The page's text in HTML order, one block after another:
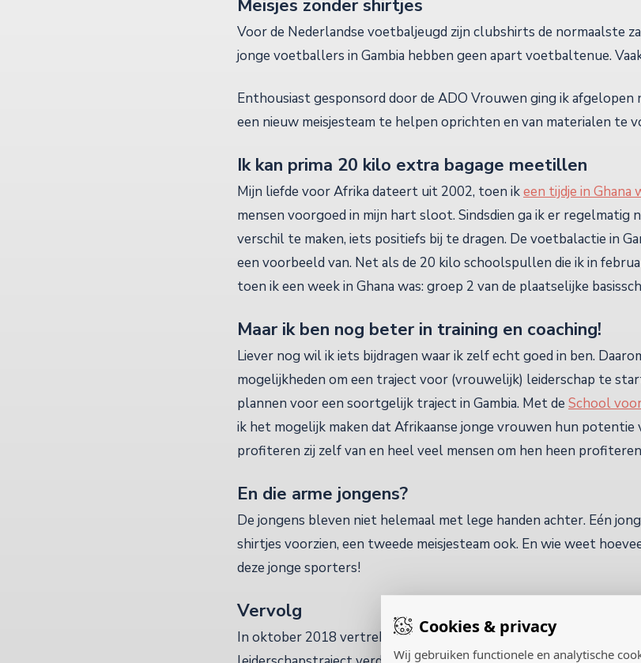
Cookies & privacy
Wij gebruiken functionele en analytische
Meisjes zonder shirtjes
Voor de Nederlandse voetbaljeugd zijn clubshirts de normaalste
jonge voetballers in Gambia hebben geen apart voetbaltenue.
Enthousiast gesponsord door de ADO Vrouwen ging ik afgelopen
een nieuw meisjesteam te helpen oprichten en van materialen te
Ik kan prima 20 kilo extra bagage meetillen
Mijn liefde voor Afrika dateert uit 2002, toen ikeen tijdje in Ghana
mensen voorgoed in mijn hart sloot. Sindsdien ga ik er regelmatig
verschil te maken, iets positiefs bij te dragen. De voetbalactie in
een voorbeeld van. Net als de 20 kilo schoolspullen die ik in
toen ik een week in Ghana was: groep 2 van de plaatselijke
Maar ik ben nog beter in training en coaching!
Liever nog wil ik iets bijdragen waar ik zelf echt goed in ben.
mogelijkheden om een traject voor (vrouwelijk) leiderschap te
plannen voor een soortgelijk traject in Gambia. Met de School
ik het mogelijk maken dat Afrikaanse jonge vrouwen hun
profiteren zij zelf van en heel veel mensen om hen heen
En die arme jongens?
De jongens bleven niet helemaal met lege handen achter. Eén
shirtjes voorzien, een tweede meisjesteam ook. En wie weet
deze jonge sporters!
Vervolg
In oktober 2018 vertrek ik opnieuw naar Gambia. Om de plannen